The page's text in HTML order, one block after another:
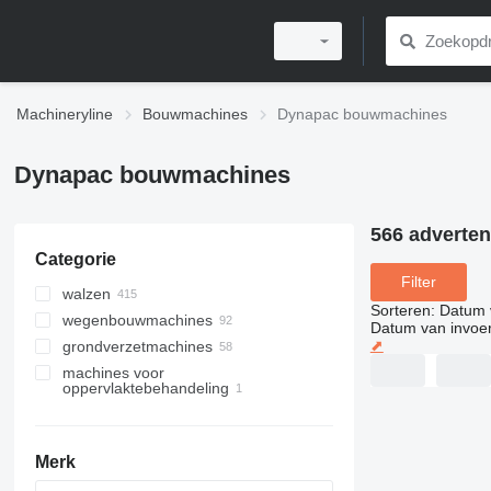
Machineryline Bouwmachines Dynapac bouwmachines
Dynapac bouwmachines
Categorie
walzen
grondwalsen
wegwalsen
kleine walzen
bandenwalsen
wegenbouwmachines
asfalteermachines
rups asfalteermachines
asfalteermachines op wielen
asfaltfrezen
asfaltcentrales
asfaltvoorladers
grondverzetmachines
compactors
trilplaten
machines voor
oppervlaktebehandeling
Merk
566
Filter
Sorteren: Datum
Datum van
⬈